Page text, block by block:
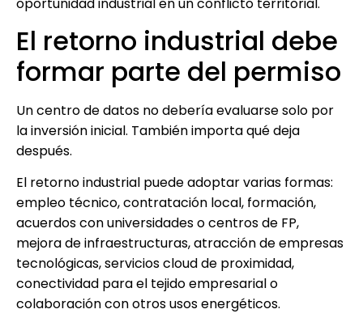
oportunidad industrial en un conflicto territorial.
El retorno industrial debe
formar parte del permiso
Un centro de datos no debería evaluarse solo por
la inversión inicial. También importa qué deja
después.
El retorno industrial puede adoptar varias formas:
empleo técnico, contratación local, formación,
acuerdos con universidades o centros de FP,
mejora de infraestructuras, atracción de empresas
tecnológicas, servicios cloud de proximidad,
conectividad para el tejido empresarial o
colaboración con otros usos energéticos.